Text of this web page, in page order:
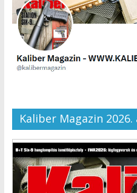
Kaliber Magazin